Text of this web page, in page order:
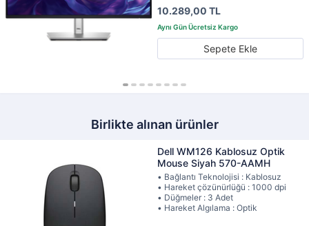
10.289,00 TL
Sepete Ekle
Birlikte alınan ürünler
Dell WM126 Kablosuz Optik
Mouse Siyah 570-AAMH
• Bağlantı Teknolojisi : Kablosuz
• Hareket çözünürlüğü : 1000 dpi
• Düğmeler : 3 Adet
• Hareket Algılama : Optik